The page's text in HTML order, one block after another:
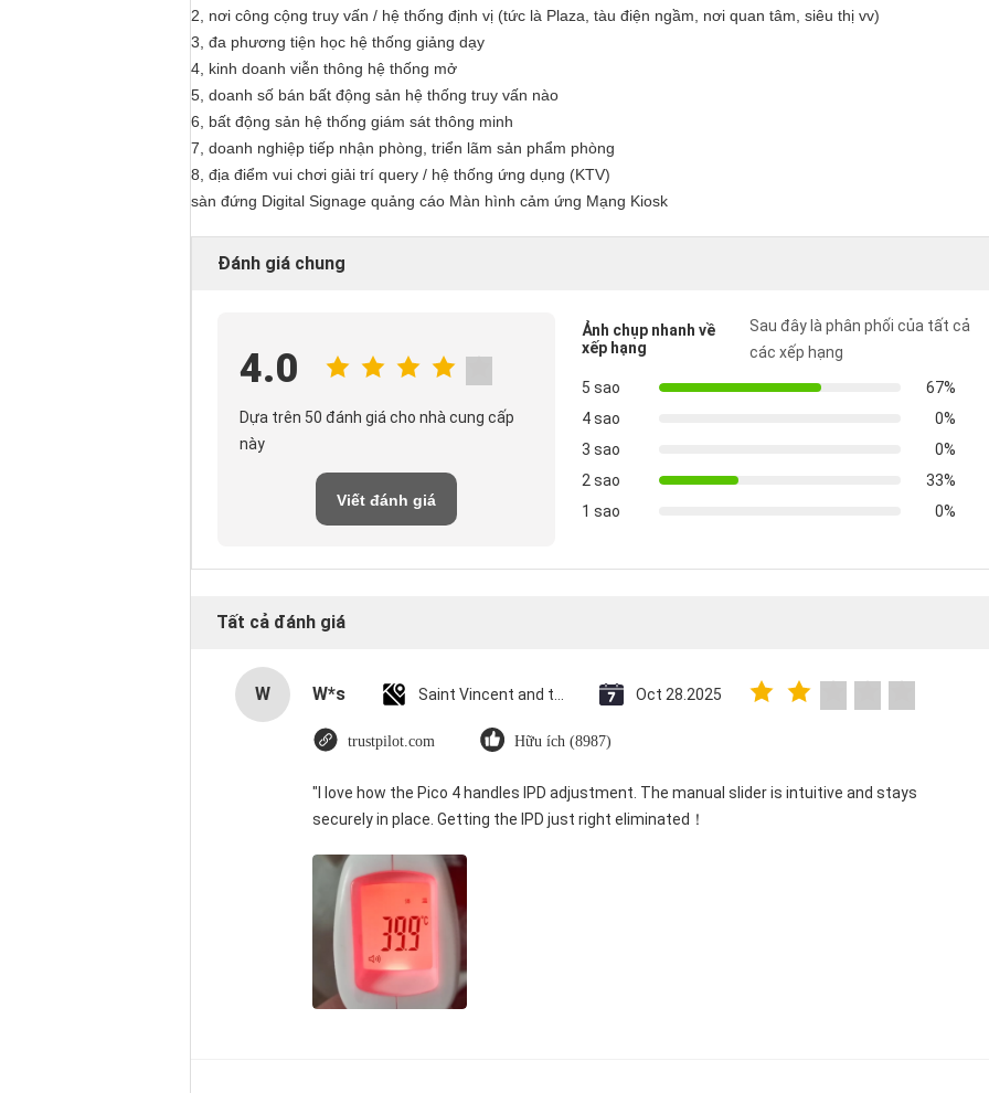
2, nơi công cộng truy vấn / hệ thống định vị (tức là Plaza, tàu điện ngầm, nơi quan tâm, siêu thị vv)
3, đa phương tiện học hệ thống giảng dạy
4, kinh doanh viễn thông hệ thống mở
5, doanh số bán bất động sản hệ thống truy vấn nào
6, bất động sản hệ thống giám sát thông minh
7, doanh nghiệp tiếp nhận phòng, triển lãm sản phẩm phòng
8, địa điểm vui chơi giải trí query / hệ thống ứng dụng (KTV)
sàn đứng Digital Signage quảng cáo Màn hình cảm ứng Mạng Kiosk
Đánh giá chung
4.0
Dựa trên 50 đánh giá cho nhà cung cấp
này
Viết đánh giá
Ảnh chụp nhanh về
xếp hạng
Sau đây là phân phối của tất cả
các xếp hạng
5 sao
67%
4 sao
0%
3 sao
0%
2 sao
33%
1 sao
0%
Tất cả đánh giá
W W*s Oct 28.2025
trustpilot.com Hữu ích (8987)
"I love how the Pico 4 handles IPD adjustment. The manual slider is intuitive and stays
securely in place. Getting the IPD just right eliminated！